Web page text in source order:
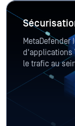
MetaDefender
d'applications
le trafic au